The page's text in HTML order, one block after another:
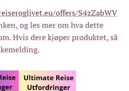
offers/S4zZabWV
og les mer om hva dette
Hvis dere kjøper produktet, så